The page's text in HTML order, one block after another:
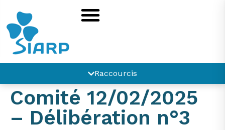
principal
Raccourcis
Comité 12/02/2025
– Délibération n°3